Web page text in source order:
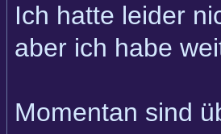
Ich hatte leider
aber ich habe
Momentan sind